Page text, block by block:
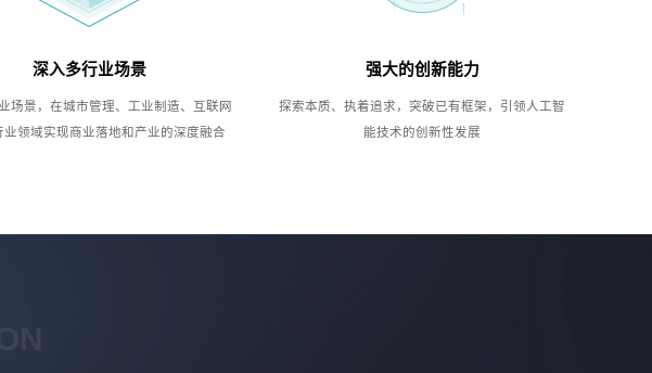
深入多行业场景
场景，在城市管理、工业制造、互联网
业领域实现商业落地和产业的深度融合
强大的创新能力
探索本质、执着追求，突破已有框架，引领人工智
能技术的创新性发展